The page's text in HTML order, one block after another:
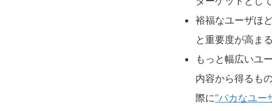
裕福なユーザほ
と重要度が高ま
もっと幅広いユ
内容から得るも
際に“バカなユー